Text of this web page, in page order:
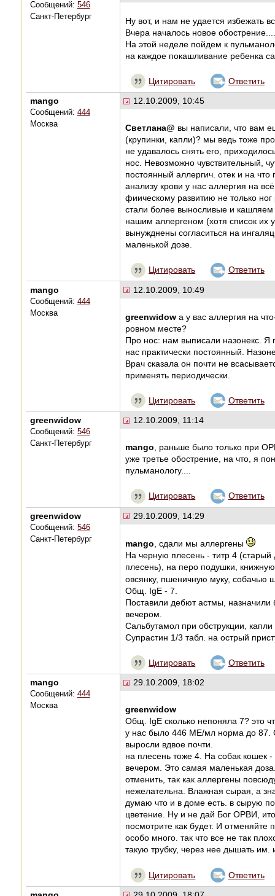
Сообщений: 546
Санкт-Петербург
Ну вот, и нам не удается избежать
Вчера началось новое
На этой неделе пойдем к
на каждое покашливание ребенка
Цитировать Ответить
mango
Сообщений: 444
Москва
12.10.2009, 10:45
Светлана@ вы написали, что вам
(крупинки, капли)? мы ведь тоже
не удавалось снять его,
нос. Невозможно чувствительный,
постоянный аллергич. отек и на
анализу крови у нас аллергия на
фиическому развитию не только
стали более выносливые и кашляем
нашим аллергеном (хотя список их
вынужднены согласиться на
маленькой дозе.
Цитировать Ответить
mango
Сообщений: 444
Москва
12.10.2009, 10:49
greenwidowа у вас аллергия на
ровном месте?
Про нос: нам выписали назонекс. Я
нас практически постоянный.
Врач сказала он почти не
применять периодически.
Цитировать Ответить
greenwidow
Сообщений: 546
Санкт-Петербург
12.10.2009, 11:14
mango, раньше было только при
уже третье обострение, на что, я
пульманологу....
Цитировать Ответить
greenwidow
Сообщений: 546
Санкт-Петербург
29.10.2009, 14:29
mango , сдали мы аллергены
На черную плесень - титр 4
плесень), на перо подушки,
овсянку, пшеничную муку, собачью
Общ. IgE - 7.
Поставили дебют астмы, назначили
вечером.
Сальбутамол при обструкции,
Супрастин 1/3 табл. на острый
Цитировать Ответить
mango
Сообщений: 444
Москва
29.10.2009, 18:02
greenwidow
Общ. IgE сколько непоняла 7? это
у нас было 446 МЕ/мл норма до 87.
выросли вдвое почти.
на плесень тоже 4. На собак кошек
вечером. Это самая маленькая
отменить, так как аллергены
нежелательна. Влажная сырая, а
думаю что и в доме есть. в сырую
цветение. Ну и не дай Бог ОРВИ,
посмотрите как будет. И отменяйте
особо много. так что все не так
такую трубку, через нее дышать им.
Цитировать Ответить